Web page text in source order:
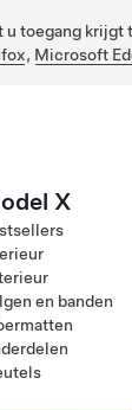
toegang
, Microsoft
X
en banden